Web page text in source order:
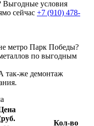
Выгодные условия
сейчас +7 (910) 478-
метро Парк Победы?
по выгодным
так-же демонтаж
Кол-во